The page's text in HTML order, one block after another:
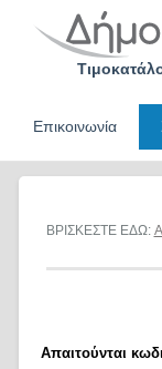
Επικοινωνία
ΒΡΙΣΚΕΣΤΕ ΕΔΩ:
Απαιτούνται